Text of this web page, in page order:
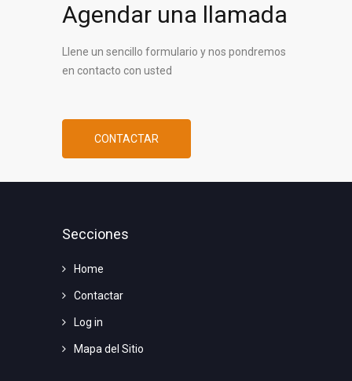
Agendar una llamada
Llene un sencillo formulario y nos pondremos
en contacto con usted
CONTACTAR
Secciones
Home
Contactar
Log in
Mapa del Sitio